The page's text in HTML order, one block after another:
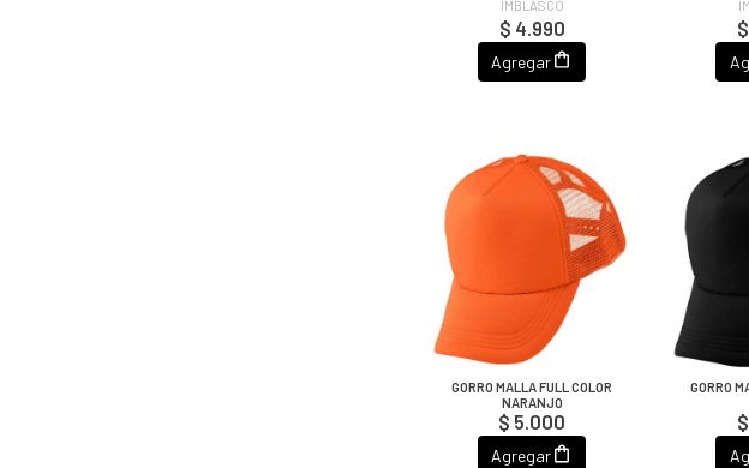
IMBLASCO
$ 4.990
Agregar
GORRO MALLA FULL COLOR
NARANJO
$ 5.000
Agregar
GORRO